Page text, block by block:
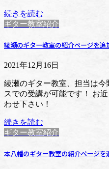
続きを読む
ギター教室紹介
綾瀬のギター教室の紹介ページを追
2021年12月16日
綾瀬のギター教室、担当は
スでの受講が可能です！ お
わせ下さい！
続きを読む
ギター教室紹介
本八幡のギター教室の紹介ページを